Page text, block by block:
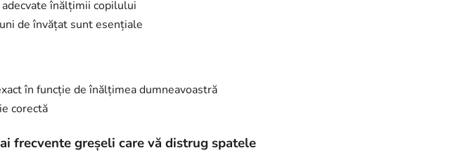
înălțimii copilului
de învățat sunt esențiale
în funcție de înălțimea dumneavoastră
corectă
frecvente greșeli care vă distrug spatele